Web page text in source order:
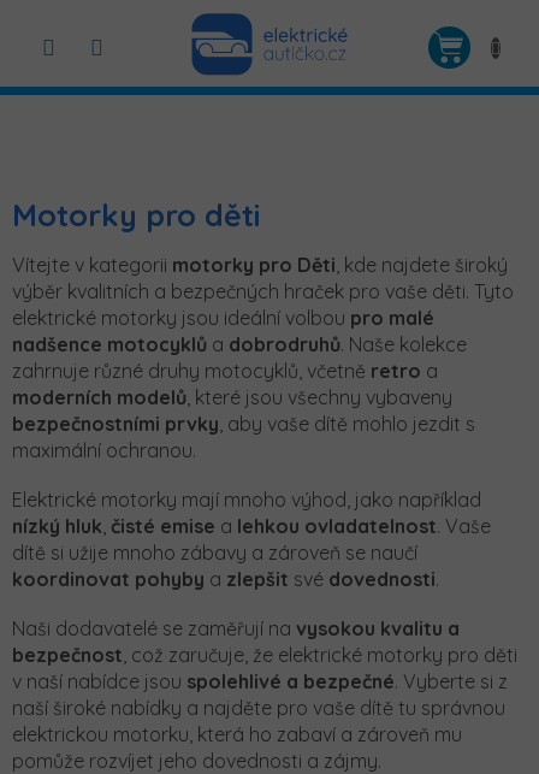
obsah
Motorky pro děti
Vítejte v kategorii motorky pro Děti , kde najdete široký
výběr kvalitních a bezpečných hraček pro vaše děti. Tyto
elektrické motorky jsou ideální volbou pro malé
nadšence motocyklů a dobrodruhů. Naše kolekce
zahrnuje různé druhy motocyklů, včetně retro a
moderních modelů , které jsou všechny vybaveny
bezpečnostními prvky , aby vaše dítě mohlo jezdit s
maximální ochranou.
Elektrické motorky mají mnoho výhod, jako například
nízký hluk čisté emise a lehkou ovladatelnost. Vaše
dítě si užije mnoho zábavy a zároveň se naučí
koordinovat pohyby a zlepšit své dovednosti.
Naši dodavatelé se zaměřují na vysokou kvalitu a
bezpečnost , což zaručuje, že elektrické motorky pro děti
v naší nabídce jsou spolehlivé a bezpečné. Vyberte si z
naší široké nabídky a najděte pro vaše dítě tu správnou
elektrickou motorku, která ho zabaví a zároveň mu
pomůže rozvíjet jeho dovednosti a zájmy.